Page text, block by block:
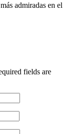
admiradas en el
fields are